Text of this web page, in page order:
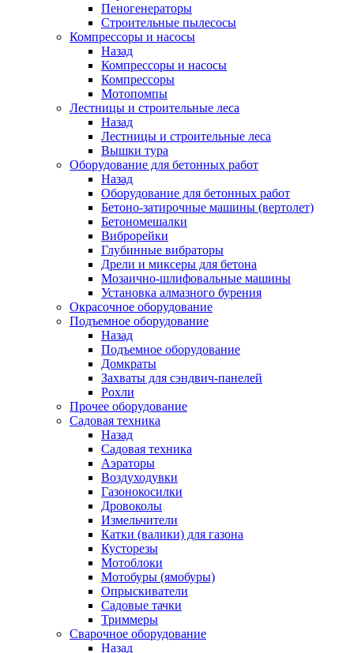
Пеногенераторы
Строительные пылесосы
Компрессоры и насосы
Назад
Компрессоры и насосы
Компрессоры
Мотопомпы
Лестницы и строительные леса
Назад
Лестницы и строительные леса
Вышки тура
Оборудование для бетонных работ
Назад
Оборудование для бетонных работ
Бетоно-затирочные машины (вертолет)
Бетономешалки
Виброрейки
Глубинные вибраторы
Дрели и миксеры для бетона
Мозаично-шлифовальные машины
Установка алмазного бурения
Окрасочное оборудование
Подъемное оборудование
Назад
Подъемное оборудование
Домкраты
Захваты для сэндвич-панелей
Рохли
Прочее оборудование
Садовая техника
Назад
Садовая техника
Аэраторы
Воздуходувки
Газонокосилки
Дровоколы
Измельчители
Катки (валики) для газона
Кусторезы
Мотоблоки
Мотобуры (ямобуры)
Опрыскиватели
Садовые тачки
Триммеры
Сварочное оборудование
Назад